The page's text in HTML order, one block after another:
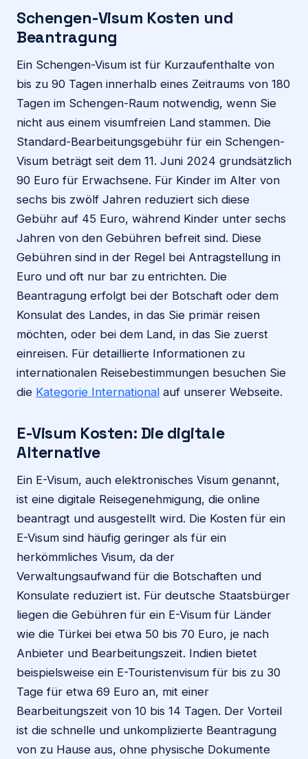
Schengen-Visum Kosten und
Beantragung
Ein Schengen-Visum ist für Kurzaufenthalte von
bis zu 90 Tagen innerhalb eines Zeitraums von 180
Tagen im Schengen-Raum notwendig, wenn Sie
nicht aus einem visumfreien Land stammen. Die
Standard-Bearbeitungsgebühr für ein Schengen-
Visum beträgt seit dem 11. Juni 2024 grundsätzlich
90 Euro für Erwachsene. Für Kinder im Alter von
sechs bis zwölf Jahren reduziert sich diese
Gebühr auf 45 Euro, während Kinder unter sechs
Jahren von den Gebühren befreit sind. Diese
Gebühren sind in der Regel bei Antragstellung in
Euro und oft nur bar zu entrichten. Die
Beantragung erfolgt bei der Botschaft oder dem
Konsulat des Landes, in das Sie primär reisen
möchten, oder bei dem Land, in das Sie zuerst
einreisen. Für detaillierte Informationen zu
internationalen Reisebestimmungen besuchen Sie
die Kategorie International auf unserer Webseite.
E-Visum Kosten: Die digitale
Alternative
Ein E-Visum, auch elektronisches Visum genannt,
ist eine digitale Reisegenehmigung, die online
beantragt und ausgestellt wird. Die Kosten für ein
E-Visum sind häufig geringer als für ein
herkömmliches Visum, da der
Verwaltungsaufwand für die Botschaften und
Konsulate reduziert ist. Für deutsche Staatsbürger
liegen die Gebühren für ein E-Visum für Länder
wie die Türkei bei etwa 50 bis 70 Euro, je nach
Anbieter und Bearbeitungszeit. Indien bietet
beispielsweise ein E-Touristenvisum für bis zu 30
Tage für etwa 69 Euro an, mit einer
Bearbeitungszeit von 10 bis 14 Tagen. Der Vorteil
ist die schnelle und unkomplizierte Beantragung
von zu Hause aus, ohne physische Dokumente